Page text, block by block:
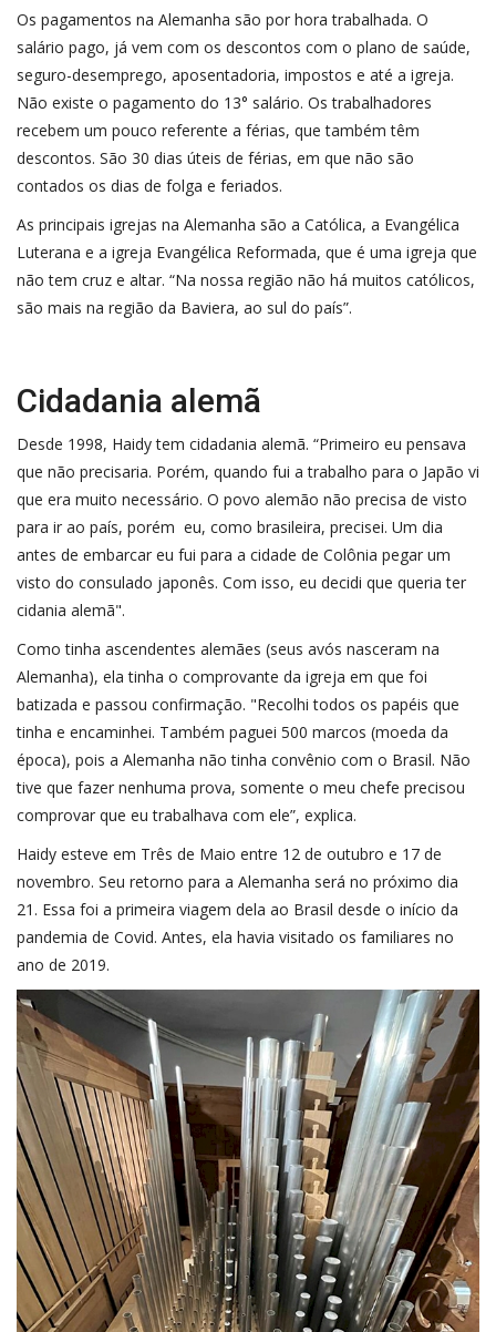
Os pagamentos na Alemanha são por hora trabalhada. O
salário pago, já vem com os descontos com o plano de saúde,
seguro-desemprego, aposentadoria, impostos e até a igreja.
Não existe o pagamento do 13° salário. Os trabalhadores
recebem um pouco referente a férias, que também têm
descontos. São 30 dias úteis de férias, em que não são
contados os dias de folga e feriados.
As principais igrejas na Alemanha são a Católica, a Evangélica
Luterana e a igreja Evangélica Reformada, que é uma igreja que
não tem cruz e altar. “Na nossa região não há muitos católicos,
são mais na região da Baviera, ao sul do país”.
Cidadania alemã
Desde 1998, Haidy tem cidadania alemã. “Primeiro eu pensava
que não precisaria. Porém, quando fui a trabalho para o Japão vi
que era muito necessário. O povo alemão não precisa de visto
para ir ao país, porém eu, como brasileira, precisei. Um dia
antes de embarcar eu fui para a cidade de Colônia pegar um
visto do consulado japonês. Com isso, eu decidi que queria ter
cidania alemã".
Como tinha ascendentes alemães (seus avós nasceram na
Alemanha), ela tinha o comprovante da igreja em que foi
batizada e passou confirmação. "Recolhi todos os papéis que
tinha e encaminhei. Também paguei 500 marcos (moeda da
época), pois a Alemanha não tinha convênio com o Brasil. Não
tive que fazer nenhuma prova, somente o meu chefe precisou
comprovar que eu trabalhava com ele”, explica.
Haidy esteve em Três de Maio entre 12 de outubro e 17 de
novembro. Seu retorno para a Alemanha será no próximo dia
21. Essa foi a primeira viagem dela ao Brasil desde o início da
pandemia de Covid. Antes, ela havia visitado os familiares no
ano de 2019.